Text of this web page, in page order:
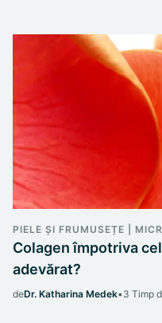
PIELE ȘI FRUMUSEȚE |
Colagen împotriva
adevărat?
deDr. Katharina Medek•3 Timp